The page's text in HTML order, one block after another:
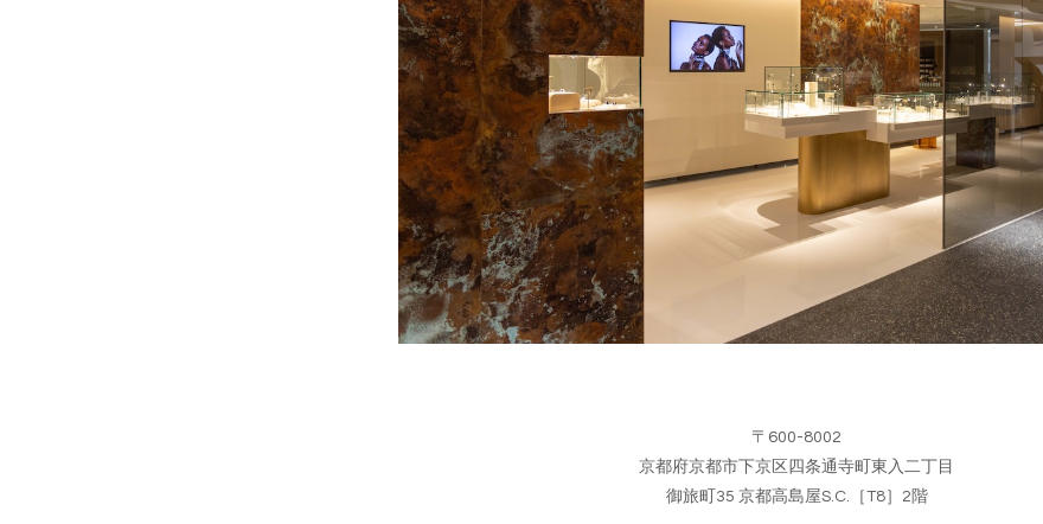
〒600-8002
京都府京都市下京区四条通寺町東入二丁目
御旅町35 京都高島屋S.C.［T8］2階